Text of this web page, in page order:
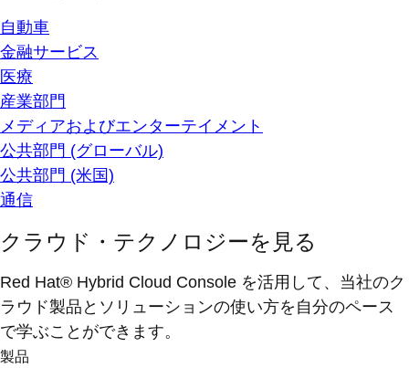
自動車
金融サービス
医療
産業部門
メディアおよびエンターテイメント
公共部門 (グローバル)
公共部門 (米国)
通信
クラウド・テクノロジーを見る
Red Hat® Hybrid Cloud Console を活用して、当社のク
ラウド製品とソリューションの使い方を自分のペース
で学ぶことができます。
製品